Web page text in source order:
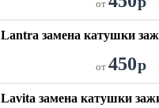
от
Lantra замена катушки
от 450р
Lavita замена катушки